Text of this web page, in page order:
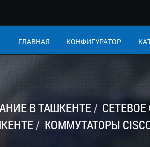
ГЛАВНАЯ КОНФИГУРАТОР
В ТАШКЕНТЕ
КОММУТАТОРЫ CISCO